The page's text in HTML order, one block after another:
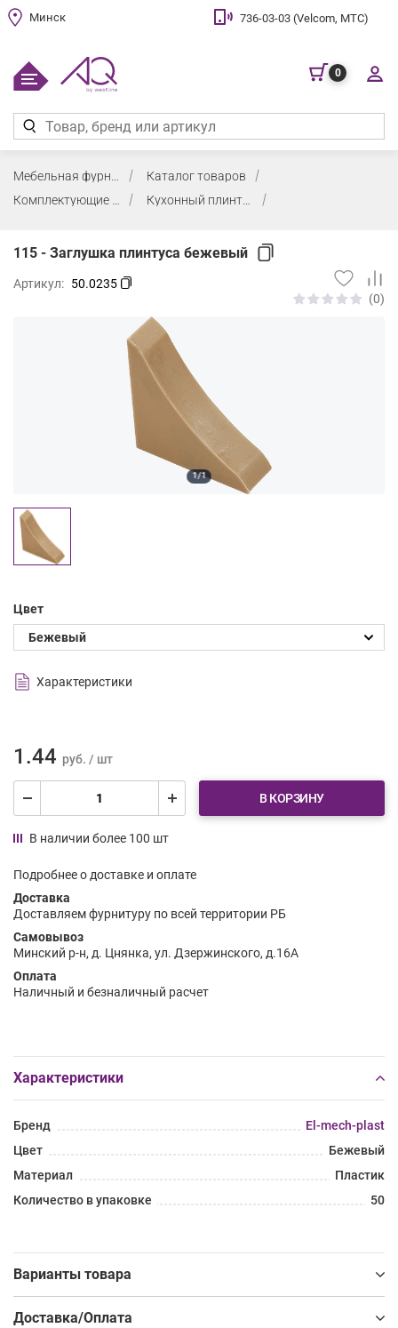
Минск 736-03-03 (Velcom, МТС)
0
Каталог товаров
Комплектующие для кухни
Кухонный плинтус
115 - Заглушка плинтуса бежевый
Артикул: 50.0235
(0)
1/1
Цвет
Характеристики
1.44 руб. / шт
В КОРЗИНУ
В наличии более 100 шт
Подробнее о доставке и оплате
Доставка
Доставляем фурнитуру по всей территории РБ
Самовывоз
Минский р-н, д. Цнянка, ул. Дзержинского, д.16А
Оплата
Наличный и безналичный расчет
Характеристики
Бренд
El-mech-plast
Цвет
Бежевый
Материал
Пластик
Количество в упаковке
50
Варианты товара
Доставка/Оплата